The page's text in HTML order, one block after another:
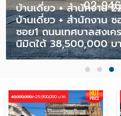
บ้านเดี่ยว + สำนักงาน
บ้านเดี่ยว + สำนักงาน
ซอย1 ถนนเทศบาลสงเค
นิมิตใต้ 38,500,000 บ
40,000,000/29,900,000 บาท